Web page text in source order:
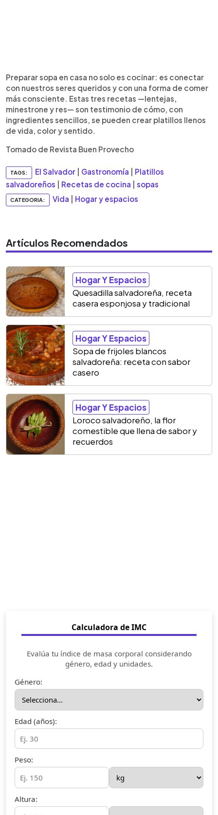
Preparar sopa en casa no solo es cocinar: es conectar
con nuestros seres queridos y con una forma de comer
más consciente. Estas tres recetas —lentejas,
minestrone y res— son testimonio de cómo, con
ingredientes sencillos, se pueden crear platillos llenos
de vida, color y sentido.
Tomado de Revista Buen Provecho
TAGS: El Salvador Gastronomía
Platillos
salvadoreños
Recetas de cocina sopas
CATEGORIA: Vida Hogar y espacios
Artículos Recomendados
Hogar Y Espacios
Quesadilla salvadoreña, receta
casera esponjosa y tradicional
Hogar Y Espacios
Sopa de frijoles blancos
salvadoreña: receta con sabor
casero
Hogar Y Espacios
Loroco salvadoreño, la flor
comestible que llena de sabor y
recuerdos
Calculadora de IMC
Evalúa tu índice de masa corporal considerando
género, edad y unidades.
Género:
Edad (años):
Peso:
Altura: